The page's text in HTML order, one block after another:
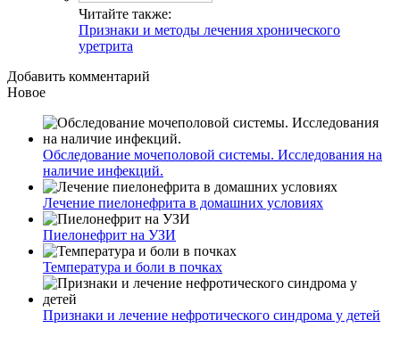
Читайте также:
Признаки и методы лечения хронического
уретрита
Добавить комментарий
Новое
Обследование мочеполовой системы. Исследования на
наличие инфекций.
Лечение пиелонефрита в домашних условиях
Пиелонефрит на УЗИ
Температура и боли в почках
Признаки и лечение нефротического синдрома у детей